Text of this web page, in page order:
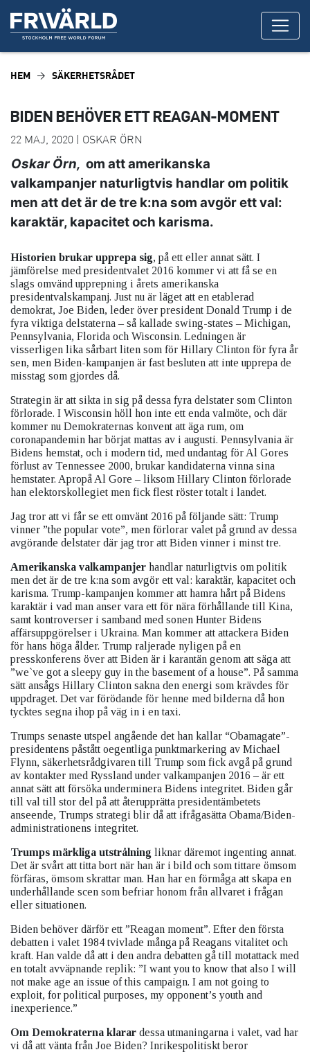
HEM SÄKERHETSRÅDET
BIDEN BEHÖVER ETT REAGAN-MOMENT
22 MAJ, 2020 | OSKAR ÖRN
Oskar Örn, om att amerikanska
valkampanjer naturligtvis handlar om politik
men att det är de tre k:na som avgör ett val:
karaktär, kapacitet och karisma.
Historien brukar upprepa sig, på ett eller annat sätt. I
jämförelse med presidentvalet 2016 kommer vi att få se en
slags omvänd upprepning i årets amerikanska
presidentvalskampanj. Just nu är läget att en etablerad
demokrat, Joe Biden, leder över president Donald Trump i de
fyra viktiga delstaterna – så kallade swing-states – Michigan,
Pennsylvania, Florida och Wisconsin. Ledningen är
visserligen lika sårbart liten som för Hillary Clinton för fyra år
sen, men Biden-kampanjen är fast besluten att inte upprepa de
misstag som gjordes då.
Strategin är att sikta in sig på dessa fyra delstater som Clinton
förlorade. I Wisconsin höll hon inte ett enda valmöte, och där
kommer nu Demokraternas konvent att äga rum, om
coronapandemin har börjat mattas av i augusti. Pennsylvania är
Bidens hemstat, och i modern tid, med undantag för Al Gores
förlust av Tennessee 2000, brukar kandidaterna vinna sina
hemstater. Apropå Al Gore – liksom Hillary Clinton förlorade
han elektorskollegiet men fick flest röster totalt i landet.
Jag tror att vi får se ett omvänt 2016 på följande sätt: Trump
vinner ”the popular vote”, men förlorar valet på grund av dessa
avgörande delstater där jag tror att Biden vinner i minst tre.
Amerikanska valkampanjer handlar naturligtvis om politik
men det är de tre k:na som avgör ett val: karaktär, kapacitet och
karisma. Trump-kampanjen kommer att hamra hårt på Bidens
karaktär i vad man anser vara ett för nära förhållande till Kina,
samt kontroverser i samband med sonen Hunter Bidens
affärsuppgörelser i Ukraina. Man kommer att attackera Biden
för hans höga ålder. Trump raljerade nyligen på en
presskonferens över att Biden är i karantän genom att säga att
”we`ve got a sleepy guy in the basement of a house”. På samma
sätt ansågs Hillary Clinton sakna den energi som krävdes för
uppdraget. Det var förödande för henne med bilderna då hon
tycktes segna ihop på väg in i en taxi.
Trumps senaste utspel angående det han kallar “Obamagate”-
presidentens påstått oegentliga punktmarkering av Michael
Flynn, säkerhetsrådgivaren till Trump som fick avgå på grund
av kontakter med Ryssland under valkampanjen 2016 – är ett
annat sätt att försöka underminera Bidens integritet. Biden går
till val till stor del på att återupprätta presidentämbetets
anseende, Trumps strategi blir då att ifrågasätta Obama/Biden-
administrationens integritet.
Trumps märkliga utstrålning liknar däremot ingenting annat.
Det är svårt att titta bort när han är i bild och som tittare ömsom
förfäras, ömsom skrattar man. Han har en förmåga att skapa en
underhållande scen som befriar honom från allvaret i frågan
eller situationen.
Biden behöver därför ett ”Reagan moment”. Efter den första
debatten i valet 1984 tvivlade många på Reagans vitalitet och
kraft. Han valde då att i den andra debatten gå till motattack med
en totalt avväpnande replik: ”I want you to know that also I will
not make age an issue of this campaign. I am not going to
exploit, for political purposes, my opponent’s youth and
inexperience.”
Om Demokraterna klarar dessa utmaningarna i valet, vad har
vi då att vänta från Joe Biden? Inrikespolitiskt beror